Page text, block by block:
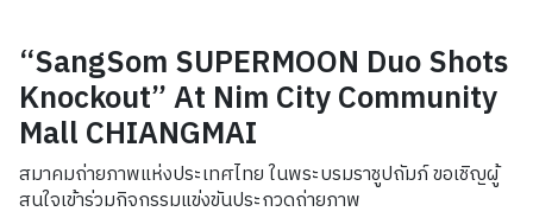
“SangSom SUPERMOON Duo Shots
Knockout” At Nim City Community
Mall CHIANGMAI
สมาคมถ่ายภาพแห่งประเทศไทย ในพระบรมราชูปถัมภ์ ขอเชิญผู้
สนใจเข้าร่วมกิจกรรมแข่งขันประกวดถ่ายภาพ